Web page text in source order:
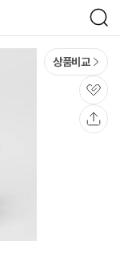
검
색
상품비교
관
심